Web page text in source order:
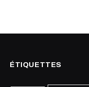
ÉTIQUETTES